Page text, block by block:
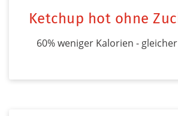
Ketchup hot ohne
60% weniger Kalorien -